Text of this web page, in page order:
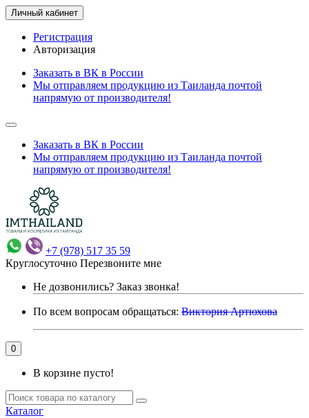
Личный кабинет
Регистрация
Авторизация
Заказать в ВК в России
Мы отправляем продукцию из Таиланда почтой
напрямую от производителя!
Заказать в ВК в России
Мы отправляем продукцию из Таиланда почтой
напрямую от производителя!
+7 (978) 517 35 59
Круглосуточно Перезвоните мне
Не дозвонились? Заказ звонка!
По всем вопросам обращаться: Виктория Артюхова
0
В корзине пусто!
Каталог